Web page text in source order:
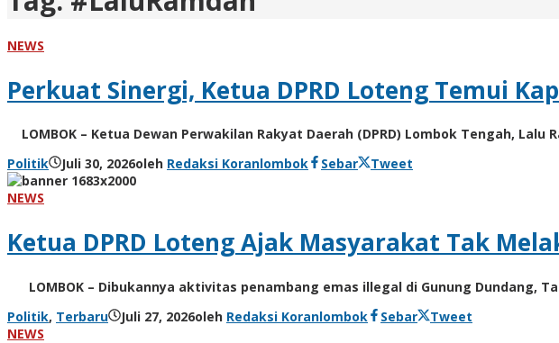
NEWS
Perkuat Sinergi, Ketua DPRD Loteng Temui
LOMBOK – Ketua Dewan Perwakilan Rakyat Daerah (DPRD) Lombok Tengah,
Politik
Juli 30, 2026oleh Redaksi Koranlombok Sebar
Tweet
NEWS
Ketua DPRD Loteng Ajak Masyarakat Tak
LOMBOK – Dibukannya aktivitas penambang emas illegal di Gunung Dundang,
Politik, Terbaru Juli 27, 2026oleh Redaksi Koranlombok Sebar
Tweet
NEWS